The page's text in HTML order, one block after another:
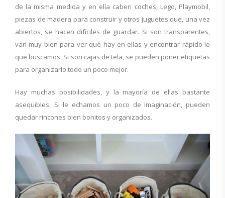
de la misma medida y en ella caben coches, Lego, Playmobil,
piezas de madera para construir y otros juguetes que, una vez
abiertos, se hacen difíciles de guardar. Si son transparentes,
van muy bien para ver qué hay en ellas y encontrar rápido lo
que buscamos. Si son cajas de tela, se pueden poner etiquetas
para organizarlo todo un poco mejor.
Hay muchas posibilidades, y la mayoría de ellas bastante
asequibles. Si le echamos un poco de imaginación, pueden
quedar rincones bien bonitos y organizados.